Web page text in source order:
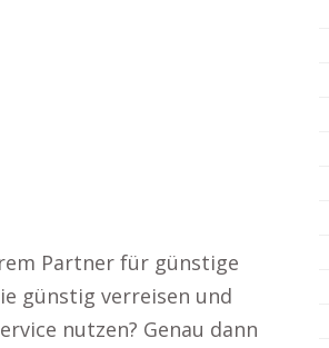
Partner für günstige
günstig verreisen und
nutzen? Genau dann